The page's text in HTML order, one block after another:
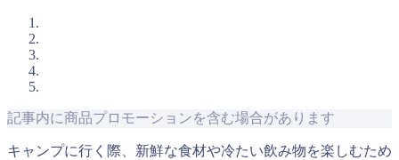
記事内に商品プロモーションを含む場合があります
キャンプに行く際、新鮮な食材や冷たい飲み物を楽しむため